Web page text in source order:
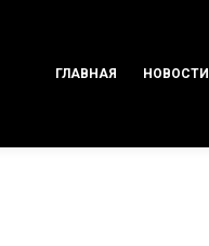
ГЛАВНАЯ НОВОСТИ